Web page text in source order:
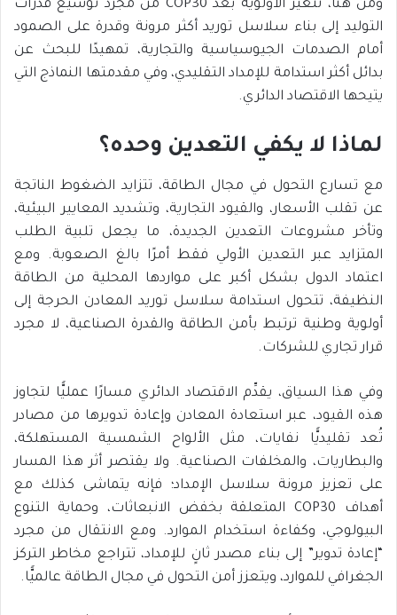
ومن هنا، تتغير الأولوية بعد COP30 من مجرد توسيع قدرات
التوليد إلى بناء سلاسل توريد أكثر مرونة وقدرة على الصمود
أمام الصدمات الجيوسياسية والتجارية، تمهيدًا للبحث عن
بدائل أكثر استدامة للإمداد التقليدي، وفي مقدمتها النماذج التي
يتيحها الاقتصاد الدائري.
لماذا لا يكفي التعدين وحده؟
مع تسارع التحول في مجال الطاقة، تتزايد الضغوط الناتجة
عن تقلب الأسعار، والقيود التجارية، وتشديد المعايير البيئية،
وتأخر مشروعات التعدين الجديدة، ما يجعل تلبية الطلب
المتزايد عبر التعدين الأولي فقط أمرًا بالغ الصعوبة. ومع
اعتماد الدول بشكل أكبر على مواردها المحلية من الطاقة
النظيفة، تتحول استدامة سلاسل توريد المعادن الحرجة إلى
أولوية وطنية ترتبط بأمن الطاقة والقدرة الصناعية، لا مجرد
قرار تجاري للشركات.
وفي هذا السياق، يقدِّم الاقتصاد الدائري مسارًا عمليًّا لتجاوز
هذه القيود، عبر استعادة المعادن وإعادة تدويرها من مصادر
تُعد تقليديًّا نفايات، مثل الألواح الشمسية المستهلكة،
والبطاريات، والمخلفات الصناعية. ولا يقتصر أثر هذا المسار
على تعزيز مرونة سلاسل الإمداد؛ فإنه يتماشى كذلك مع
أهداف COP30 المتعلقة بخفض الانبعاثات، وحماية التنوع
البيولوجي، وكفاءة استخدام الموارد. ومع الانتقال من مجرد
“إعادة تدوير” إلى بناء مصدر ثانٍ للإمداد، تتراجع مخاطر التركز
الجغرافي للموارد، ويتعزز أمن التحول في مجال الطاقة عالميًّا.